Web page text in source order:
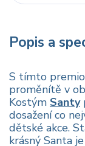
Popis a
S tímto
proměnítě v
Kostým Santy
dosažení co
dětské akce.
krásný Santa